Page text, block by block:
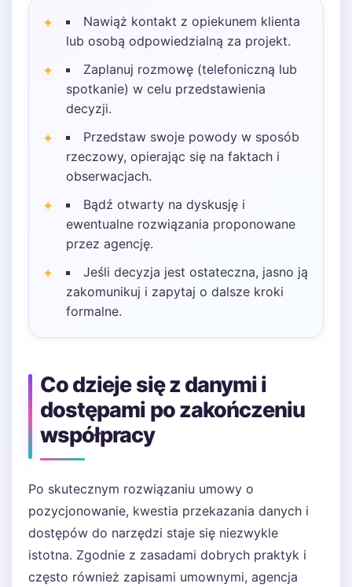
Nawiąż kontakt z opiekunem klienta
lub osobą odpowiedzialną za projekt.
Zaplanuj rozmowę (telefoniczną lub
spotkanie) w celu przedstawienia
decyzji.
Przedstaw swoje powody w sposób
rzeczowy, opierając się na faktach i
obserwacjach.
Bądź otwarty na dyskusję i
ewentualne rozwiązania proponowane
przez agencję.
Jeśli decyzja jest ostateczna, jasno ją
zakomunikuj i zapytaj o dalsze kroki
formalne.
Co dzieje się z danymi i
dostępami po zakończeniu
współpracy
Po skutecznym rozwiązaniu umowy o
pozycjonowanie, kwestia przekazania danych i
dostępów do narzędzi staje się niezwykle
istotna. Zgodnie z zasadami dobrych praktyk i
często również zapisami umownymi, agencja